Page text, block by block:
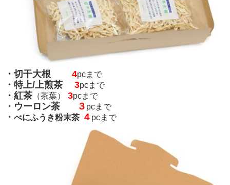
・ 切干大根 4pcまで
・ 特上/上煎茶 3pcまで
・ 紅茶（茶葉） 3pcまで
・ ウーロン茶 ３ pcまで
・ べにふうき粉末茶 ４ pcまで